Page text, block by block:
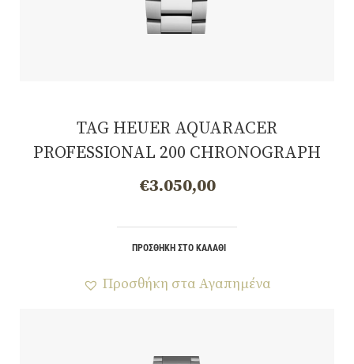
TAG HEUER AQUARACER
PROFESSIONAL 200 CHRONOGRAPH
Quartz, 40 mm, CBP1113.BA0627
€3.050,00
ΠΡΟΣΘΉΚΗ ΣΤΟ ΚΑΛΆΘΙ
Προσθήκη στα Αγαπημένα